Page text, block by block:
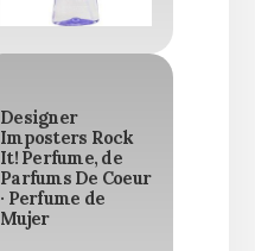
Designer
Imposters Rock
It! Perfume, de
Parfums De Coeur
· Perfume de
Mujer